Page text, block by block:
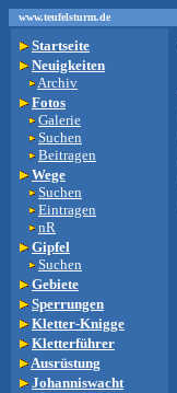
www.teufelsturm.de
Startseite
Neuigkeiten
Archiv
Fotos
Galerie
Suchen
Beitragen
Wege
Suchen
Eintragen
nR
Gipfel
Suchen
Gebiete
Sperrungen
Kletter-Knigge
Kletterführer
Ausrüstung
Johanniswacht